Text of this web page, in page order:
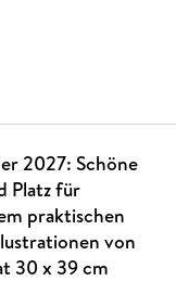
2027: Schöne
Platz für
praktischen
von
30 x 39 cm